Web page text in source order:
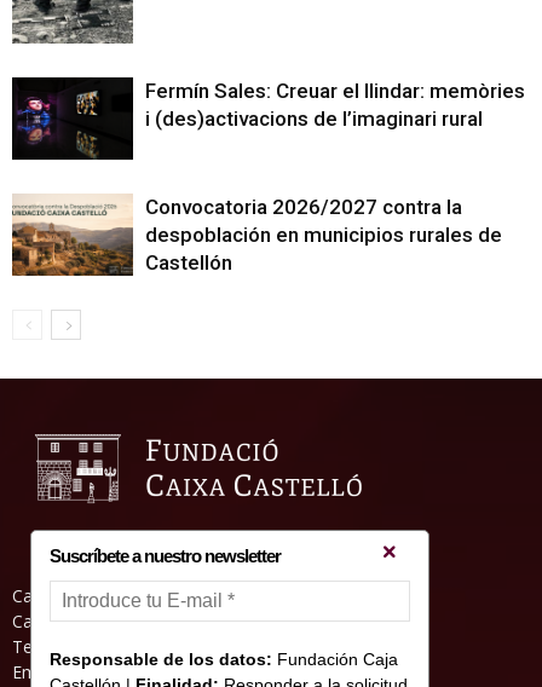
Fermín Sales: Creuar el llindar: memòries
i (des)activacions de l’imaginari rural
Convocatoria 2026/2027 contra la
despoblación en municipios rurales de
Castellón
Casa Abadia, Pl. de la Hierba s/nº, 12001
Castelló de la Plana
Teléfono: 964 23 25 51
Email: informacion@fundacioncajacastellon.es
Suscríbete a nuestro newsletter
Responsable de los datos: Fundación Caja